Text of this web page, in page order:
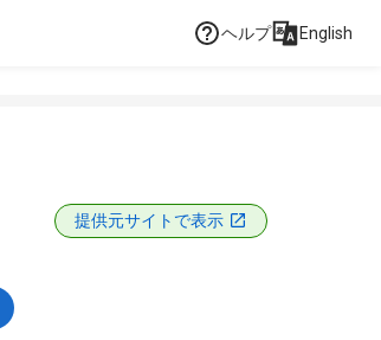
ヘルプ English
提供元サイトで表示